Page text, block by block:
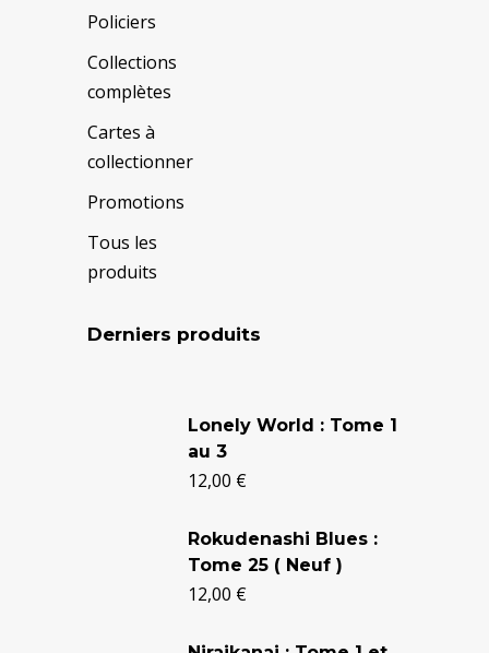
Policiers
Collections
complètes
Cartes à
collectionner
Promotions
Tous les
produits
Derniers produits
Lonely World : Tome 1
au 3
12,00 €
Rokudenashi Blues :
Tome 25 ( Neuf )
12,00 €